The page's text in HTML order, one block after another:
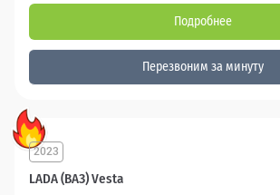
Подробнее
Перезвоним за минуту
LADA (ВАЗ) Vesta
2023